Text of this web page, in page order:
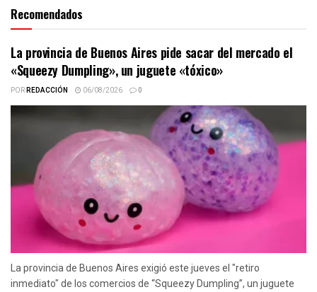
Recomendados
La provincia de Buenos Aires pide sacar del mercado el
«Squeezy Dumpling», un juguete «tóxico»
PORREDACCIÓN 06/08/2026 0
La provincia de Buenos Aires exigió este jueves el "retiro
inmediato" de los comercios de “Squeezy Dumpling”, un juguete